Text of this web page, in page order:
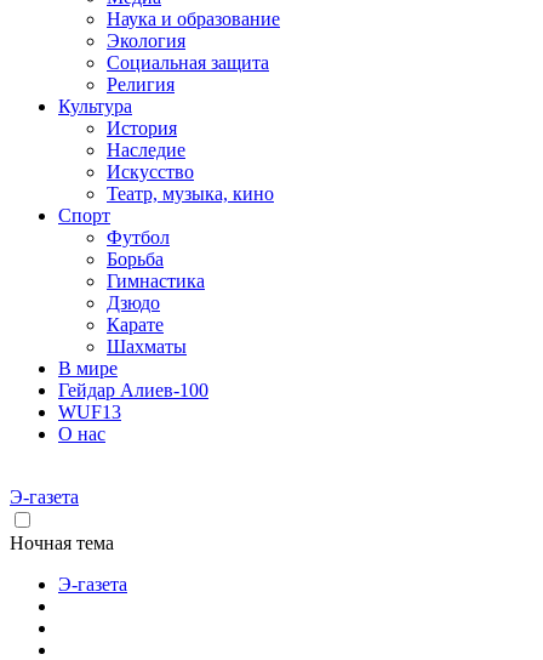
Наука и образование
Экология
Социальная защита
Религия
Культура
История
Наследие
Искусство
Театр, музыка, кино
Спорт
Футбол
Борьба
Гимнастика
Дзюдо
Карате
Шахматы
В мире
Гейдар Алиев-100
WUF13
О нас
Э-газета
Ночная тема
Э-газета